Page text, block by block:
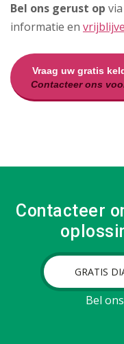
Bel ons gerust op via
informatie en
Vraag uw gratis
Contacteer ons
Contacteer
GRATIS
Bel